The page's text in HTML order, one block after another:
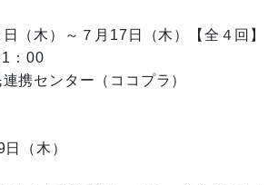
木）～７月17日（木）【全４回】
：00
センター（ココプラ）
（木）